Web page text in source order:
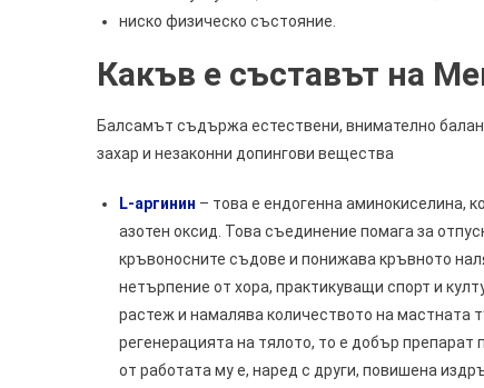
ниско физическо състояние.
Какъв е съставът на
Балсамът съдържа естествени, внимателно
захар и незаконни допингови вещества
L-аргинин – това е ендогенна аминокиселина,
азотен оксид. Това съединение помага за
кръвоносните съдове и понижава кръвното
нетърпение от хора, практикуващи спорт и
растеж и намалява количеството на мастната
регенерацията на тялото, то е добър
от работата му е, наред с други, повишена